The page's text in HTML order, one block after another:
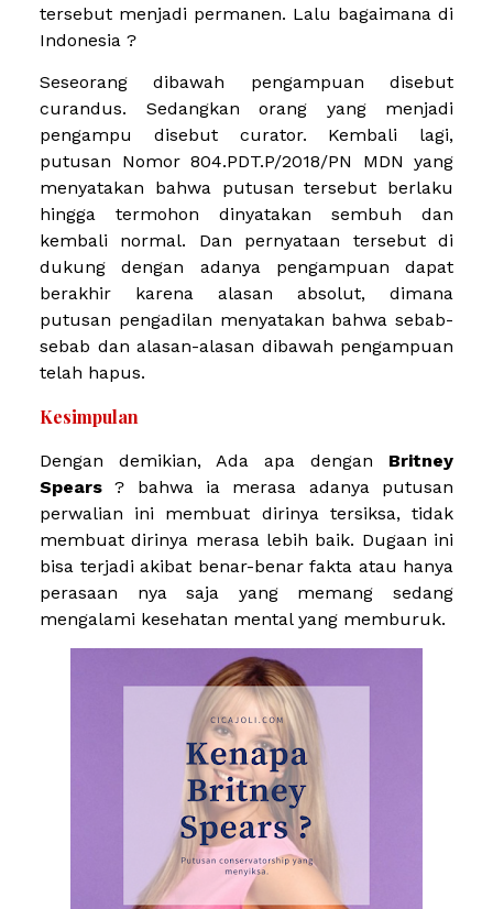
tersebut menjadi permanen. Lalu bagaimana di
Indonesia ?
Seseorang dibawah pengampuan disebut
curandus. Sedangkan orang yang menjadi
pengampu disebut curator. Kembali lagi,
putusan Nomor 804.PDT.P/2018/PN MDN yang
menyatakan bahwa putusan tersebut berlaku
hingga termohon dinyatakan sembuh dan
kembali normal. Dan pernyataan tersebut di
dukung dengan adanya pengampuan dapat
berakhir karena alasan absolut, dimana
putusan pengadilan menyatakan bahwa sebab-
sebab dan alasan-alasan dibawah pengampuan
telah hapus.
Kesimpulan
Dengan demikian, Ada apa dengan Britney
Spears ? bahwa ia merasa adanya putusan
perwalian ini membuat dirinya tersiksa, tidak
membuat dirinya merasa lebih baik. Dugaan ini
bisa terjadi akibat benar-benar fakta atau hanya
perasaan nya saja yang memang sedang
mengalami kesehatan mental yang memburuk.